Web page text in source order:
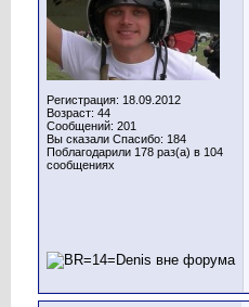
Регистрация: 18.09.2012
Возраст: 44
Сообщений: 201
Вы сказали Спасибо: 184
Поблагодарили 178 раз(а) в 104
сообщениях